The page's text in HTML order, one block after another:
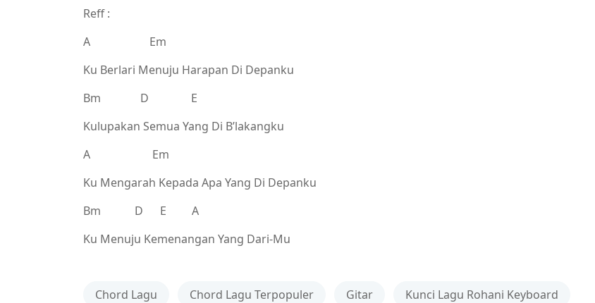
Reff :
A Em
Ku Berlari Menuju Harapan Di Depanku
Bm D E
Kulupakan Semua Yang Di B’lakangku
A Em
Ku Mengarah Kepada Apa Yang Di Depanku
Bm D E A
Ku Menuju Kemenangan Yang Dari-Mu
Chord Lagu Chord Lagu Terpopuler Gitar Kunci Lagu Rohani Keyboard